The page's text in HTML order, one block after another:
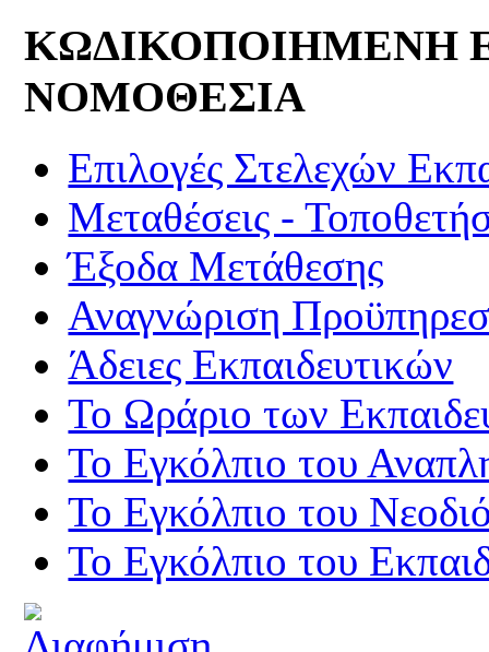
ΚΩΔΙΚΟΠΟΙΗΜΕΝΗ
ΝΟΜΟΘΕΣΙΑ
Επιλογές Στελεχών
Μεταθέσεις -
Έξοδα Μετάθεσης
Αναγνώριση
Άδειες Εκπαιδευτικών
Το Ωράριο των
Το Εγκόλπιο του
Το Εγκόλπιο του
Το Εγκόλπιο του